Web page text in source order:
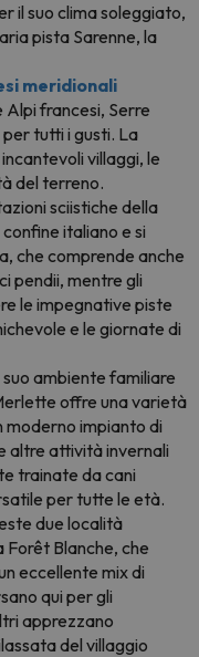
il suo clima soleggiato,
pista Sarenne, la
meridionali
Alpi francesi, Serre
tutti i gusti. La
villaggi, le
del terreno.
sciistiche della
italiano e si
che comprende anche
pendii, mentre gli
le impegnative piste
e le giornate di
ambiente familiare
offre una varietà
moderno impianto di
altre attività invernali
trainate da cani
per tutte le età.
due località
Blanche, che
eccellente mix di
qui per gli
apprezzano
del villaggio